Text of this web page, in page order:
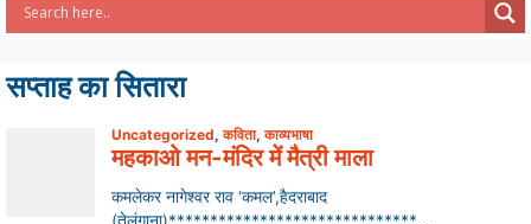
सप्ताह का सितारा